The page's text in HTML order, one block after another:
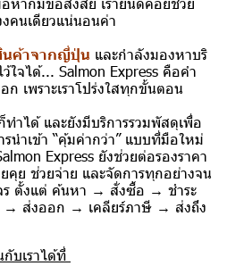
คนเดียวแน่นอนค่า
นค้าจากญี่ปุ่น และกำลังมองหาบริ
ใจได้... Salmon Express คือคำ
เพราะเราโปร่งใสทุกขั้นตอน
ำได้ และยังมีบริการรวมพัสดุเพื่อ
นำเข้า “คุ้มค่ากว่า” แบบที่มือใหม่
Express ยังช่วยต่อรองราคา
ย ช่วยจ่าย และจัดการทุกอย่างจน
ร ตั้งแต่ ค้นหา → สั่งซื้อ → ชำระ
→ ส่งออก → เคลียร์ภาษี → ส่งถึง
บเราได้ที่